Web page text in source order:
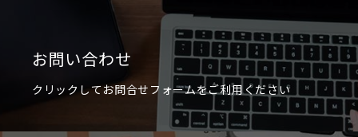
お問い合わせ
クリックしてお問合せフォームをご利用ください